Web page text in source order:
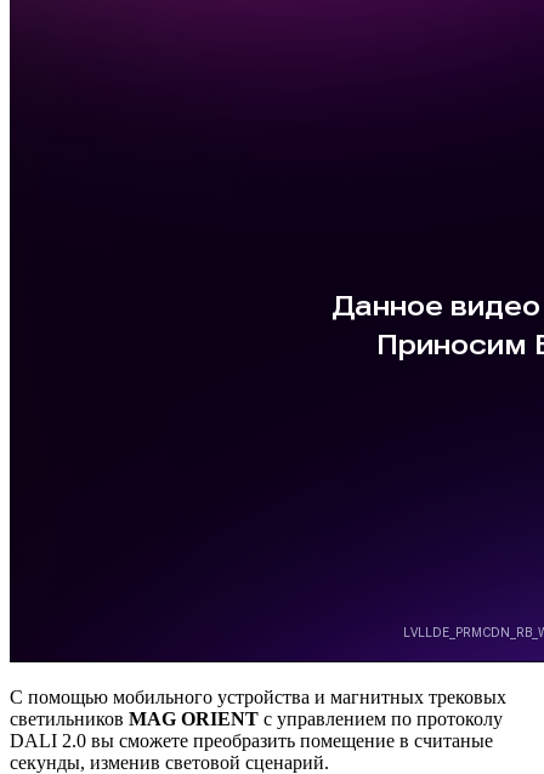
С помощью мобильного устройства и магнитных трековых
светильников MAG ORIENT с управлением по протоколу
DALI 2.0 вы сможете преобразить помещение в считаные
секунды, изменив световой сценарий.